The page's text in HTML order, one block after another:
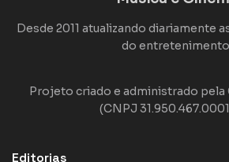
Desde 2011 atualizando diariamente
do
Projeto criado e administrado pela
(CNPJ
Editorias